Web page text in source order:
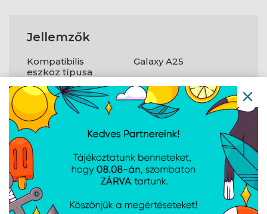
Jellemzők
Kompatibilis
eszköz típusa
Galaxy A25
Márka
kompatibilitás
Samsung
Max. kompatibilis
képernyőméret
Kialakítás
Termék színe
Átlátszó